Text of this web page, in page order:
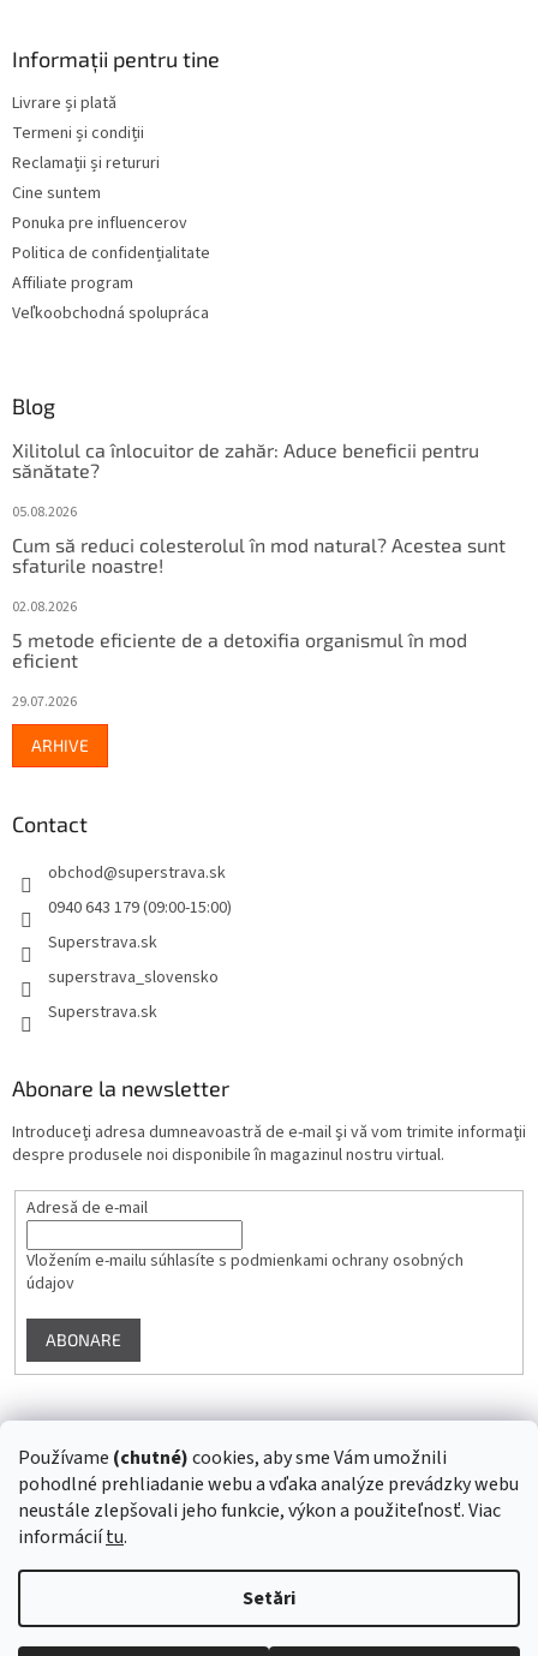
Používame (chutné)cookies, aby sme Vám umožnili
pohodlné prehliadanie webu a vďaka analýze prevádzky webu
neustále zlepšovali jeho funkcie, výkon a použiteľnosť. Viac
informáciítu.
Setări
Informații pentru tine
Livrare și plată
Termeni și condiții
Reclamații și retururi
Cine suntem
Ponuka pre influencerov
Politica de confidențialitate
Affiliate program
Veľkoobchodná spolupráca
Blog
Xilitolul ca înlocuitor de zahăr: Aduce beneficii pentru
sănătate?
05.08.2026
Cum să reduci colesterolul în mod natural? Acestea sunt
sfaturile noastre!
02.08.2026
5 metode eficiente de a detoxifia organismul în mod
eficient
29.07.2026
ARHIVE
Contact
obchod@superstrava.sk
0940 643 179 (09:00-15:00)
Superstrava.sk
superstrava_slovensko
Superstrava.sk
Abonare la newsletter
Introduceţi adresa dumneavoastră de e-mail şi vă vom trimite informaţii
despre produsele noi disponibile în magazinul nostru virtual.
Adresă de e-mail
Vložením e-mailu súhlasíte s podmienkami ochrany osobných
údajov
ABONARE
Urmărire pe Instagram